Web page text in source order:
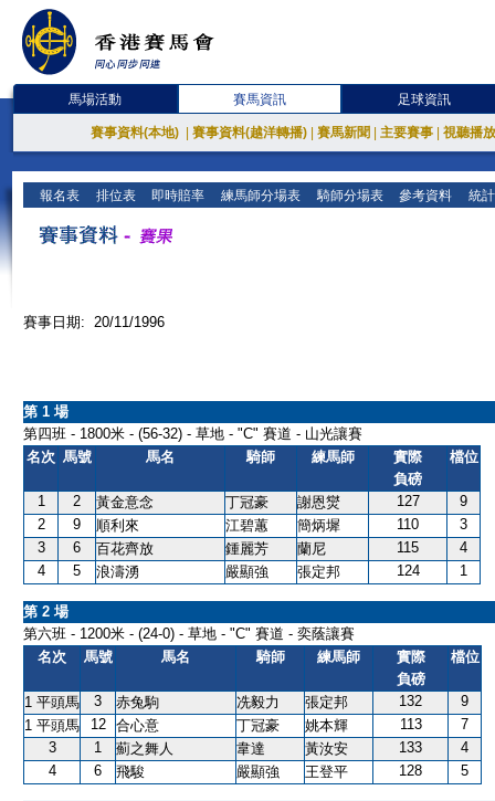
馬場活動 賽馬資訊 足球資訊
賽事資料(本地) 賽事資料(越洋轉播) 賽馬新聞 主要賽事 視聽播
報名表 排位表 即時賠率 練馬師分場表 騎師分場表 參考資料 統
賽事日期: 20/11/1996
第 1 場
第四班 - 1800米 - (56-32) - 草地 - "C" 賽道 - 山光讓賽
名次 馬號 馬名 騎師 練馬師
實際
負磅
檔位
1 2 黃金意念 丁冠豪 謝恩爕 127
9
2
9 順利來 江碧蕙 簡炳墀 110
3
3
6 百花齊放 鍾麗芳 蘭尼 115
4
4
5 浪濤湧 嚴顯強 張定邦 124 1
第 2 場
第六班 - 1200米 - (24-0) - 草地 - "C" 賽道 - 奕蔭讓賽
名次
馬號 馬名 騎師 練馬師
實際
負磅
檔位
1 平頭馬 3 赤兔駒 冼毅力 張定邦 132
9
1 平頭馬
12 合心意 丁冠豪 姚本輝 113
7
3
1 薊之舞人 韋達 黃汝安 133
4
4
6 飛駿 嚴顯強 王登平 128 5